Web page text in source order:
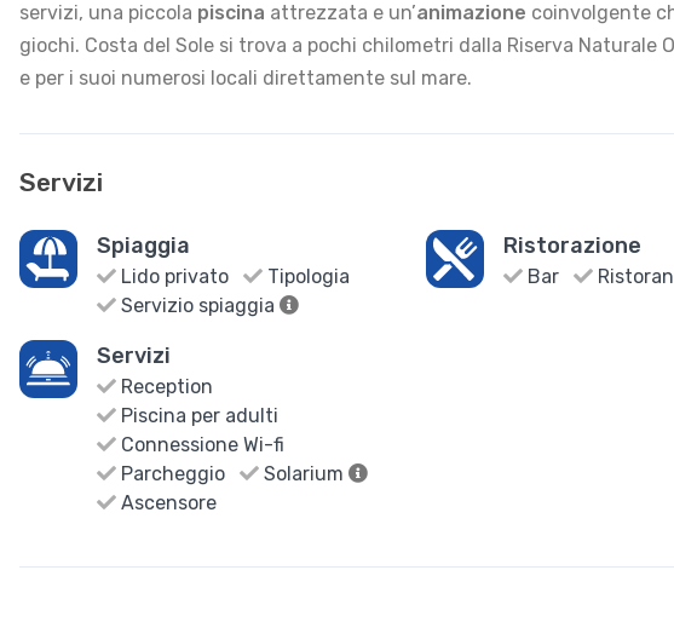
servizi, una piccola piscina attrezzata e un’animazione coinvolgente
giochi. Costa del Sole si trova a pochi chilometri dalla Riserva Naturale
e per i suoi numerosi locali direttamente sul mare.
Servizi
Spiaggia
Lido privato
Tipologia
Servizio spiaggia
Ristorazione
Bar
Servizi
Reception
Piscina per adulti
Connessione Wi-fi
Parcheggio
Solarium
Ascensore